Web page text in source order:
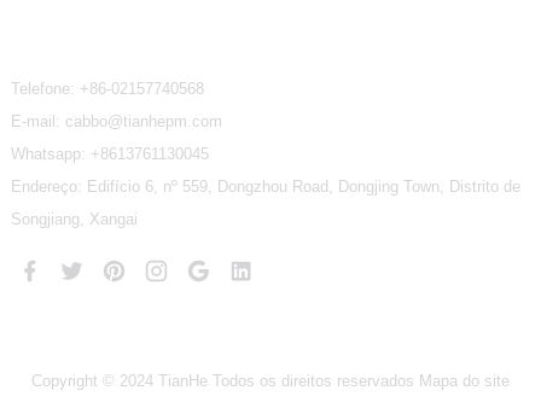
Telefone: +86-02157740568
E-mail: cabbo@tianhepm.com
Whatsapp: +8613761130045
Endereço: Edifício 6, nº 559, Dongzhou Road, Dongjing Town, Distrito de
Songjiang, Xangai
Copyright © 2024 TianHe Todos os direitos reservados Mapa do site